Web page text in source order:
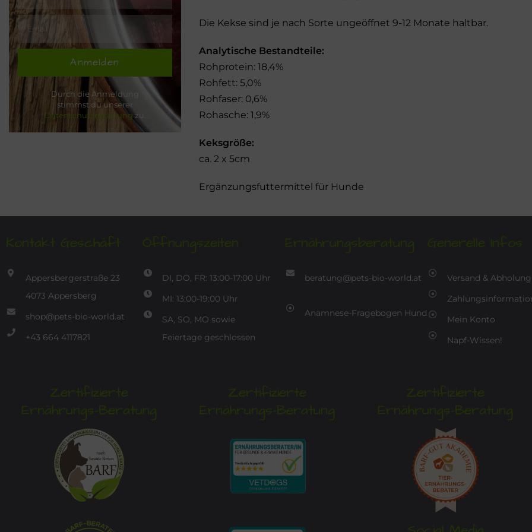
Anmelden
Durch die Anmeldung
stimmst du unserer
Datenschutzerklärungzu.
Die Kekse sind je nach Sorte ungeöffnet 9-12 Monate haltbar.
Analytische Bestandteile:
Rohprotein: 18,4%
Rohfett: 5,0%
Rohfaser: 0,6%
Rohasche: 1,9%
Keksgröße:
ca. 2 x 5cm
Ergänzungsfuttermittel für Hunde
Kontakt Geschäft
Appersbergerstraße 23
4073 Appersberg
shop@pets-bio-world.at
+43 664 4117821
Öffnungszeiten
DI, DO, FR: 13:00-17:00 Uhr
MI: 13:00-19:00 Uhr
SA, SO, MO sowie
Feiertage geschlossen
Ernährungsberatung
beratung@pets-bio-world.at
Anamnese-Fragebogen Hund
Generelle Infos
Versand & Abholung
Mein Konto
Napf-Wissen!
Zertifizierte
Ernährungs-Beratung
Zertifizierte
Ernährungs-Beratung
Zertifizierte
Ernährungs-Beratung